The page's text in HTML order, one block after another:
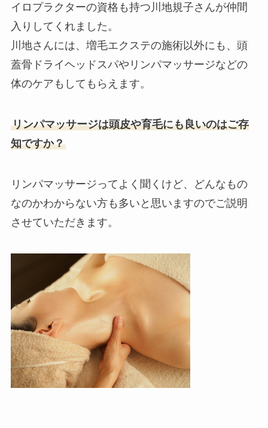
イロプラクターの資格も持つ川地規子さんが仲間
入りしてくれました。
川地さんには、増毛エクステの施術以外にも、頭
蓋骨ドライヘッドスパやリンパマッサージなどの
体のケアもしてもらえます。
リンパマッサージは頭皮や育毛にも良いのはご存
知ですか？
リンパマッサージってよく聞くけど、どんなもの
なのかわからない方も多いと思いますのでご説明
させていただきます。